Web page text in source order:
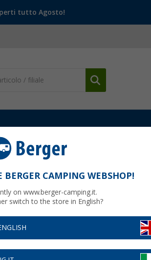
tutto Agosto!
-18%
BERGER CAMPING WEBSHOP!
on www.berger-camping.it.
switch to the store in English?